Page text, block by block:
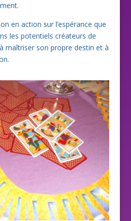
en action sur l’espérance que
les potentiels créateurs de
maîtriser son propre destin et à